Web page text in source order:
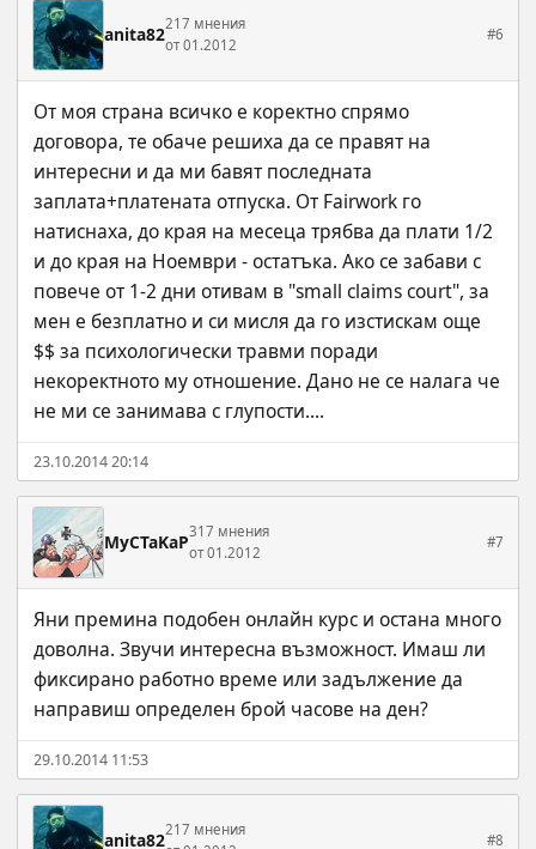
anita82217 мнения
от 01.2012
#6
От моя страна всичко е коректно спрямо
договора, те обаче решиха да се правят на
интересни и да ми бавят последната
заплата+платената отпуска. От Fairwork го
натиснаха, до края на месеца трябва да плати 1/2
и до края на Ноември - остатъка. Ако се забави с
повече от 1-2 дни отивам в "small claims court", за
мен е безплатно и си мисля да го изстискам още
$$ за психологически травми поради
некоректното му отношение. Дано не се налага че
не ми се занимава с глупости....
23.10.2014 20:14
MyCTaKaP317 мнения
от 01.2012
#7
Яни премина подобен онлайн курс и остана много
доволна. Звучи интересна възможност. Имаш ли
фиксирано работно време или задължение да
направиш определен брой часове на ден?
29.10.2014 11:53
anita82217 мнения
#8